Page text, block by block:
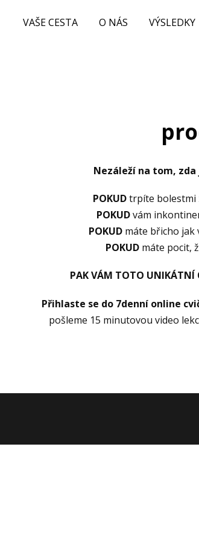
VAŠE CESTA O NÁS VÝSLEDKY
Nezáleží na tom,
POKUDtrpíte bolestmi
POKUDvám
POKUD máte břicho jak
POKUD máte pocit,
PAK VÁM TOTO
Přihlaste se do 7denní online
pošleme 15 minutovou video